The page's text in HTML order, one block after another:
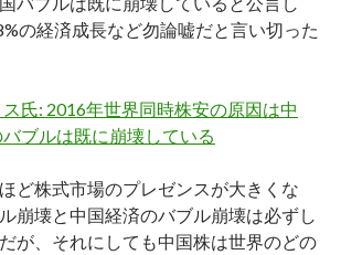
の経済成長など勿論嘘だと言い切った
氏: 2016年世界同時株安の原因は中
ブルは既に崩壊している
ど株式市場のプレゼンスが大きくな
崩壊と中国経済のバブル崩壊は必ずし
が、それにしても中国株は世界のどの